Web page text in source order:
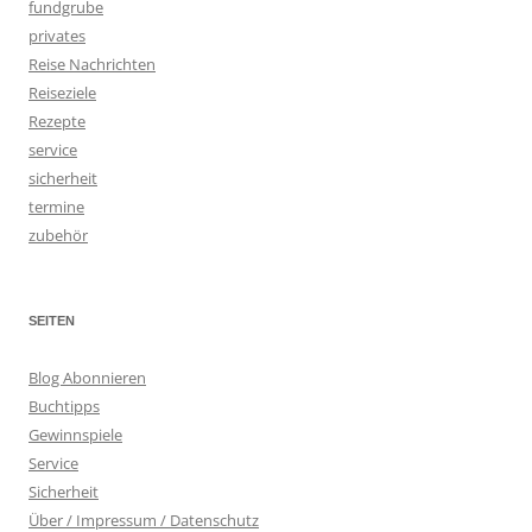
fundgrube
privates
Reise Nachrichten
Reiseziele
Rezepte
service
sicherheit
termine
zubehör
SEITEN
Blog Abonnieren
Buchtipps
Gewinnspiele
Service
Sicherheit
Über / Impressum / Datenschutz